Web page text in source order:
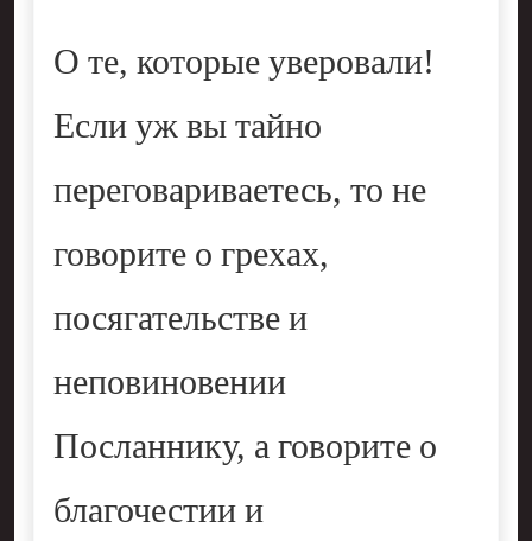
О те, которые уверовали!
Если уж вы тайно
переговариваетесь, то не
говорите о грехах,
посягательстве и
неповиновении
Посланнику, а говорите о
благочестии и